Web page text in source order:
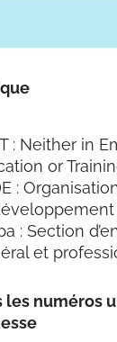
: Neither in
or
:
: Section
et
les numéros